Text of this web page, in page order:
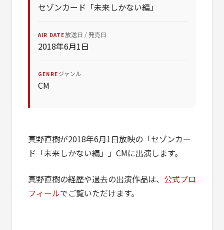
セゾンカード「未来しかない編」
AIR DATE放送日 / 発売日
2018年6月1日
GENREジャンル
CM
真野直樹が2018年6月1日放映の「セゾンカー
ド「未来しかない編」」CMに出演します。
真野直樹の経歴や過去の出演作品は、 公式プロ
フィールでご覧いただけます。